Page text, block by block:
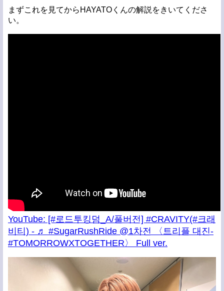
まずこれを見てからHAYATOくんの解説をきいてくださ
い。
YouTube: [#로드투킹덤_A/풀버전] #CRAVITY(#크래
비티) - ♬ #SugarRushRide @1차전 〈트리플 대진-
#TOMORROWXTOGETHER〉 Full ver.